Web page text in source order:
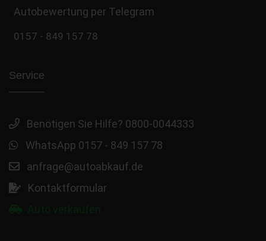
Autobewertung per Telegram
0157 - 849 157 78
Service
Benötigen Sie Hilfe? 0800-0044333
WhatsApp 0157 - 849 157 78
anfrage@autoabkauf.de
Kontaktformular